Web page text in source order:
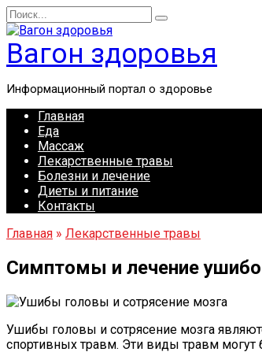
Перейти
к
содержанию
Search
for:
Вагон здоровья
Информационный портал о здоровье
Главная
Еда
Массаж
Лекарственные травы
Болезни и лечение
Диеты и питание
Контакты
Главная » Лекарственные травы
Симптомы и лечение
Ушибы головы и сотрясение мозга
спортивных травм. Эти виды травм